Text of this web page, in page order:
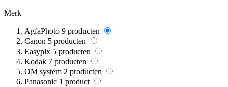
Merk
AgfaPhoto 9 producten
Canon 5 producten
Easypix 5 producten
Kodak 7 producten
OM system 2 producten
Panasonic 1 product